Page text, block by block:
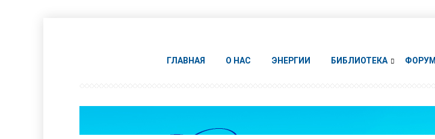
ГЛАВНАЯ О НАС ЭНЕРГИИ БИБЛИОТЕКА ФОРУМ